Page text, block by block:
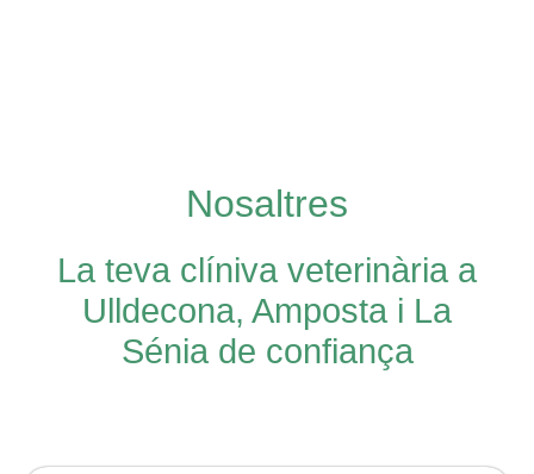
Nosaltres
La teva clíniva veterinària a
Ulldecona, Amposta i La
Sénia de confiança